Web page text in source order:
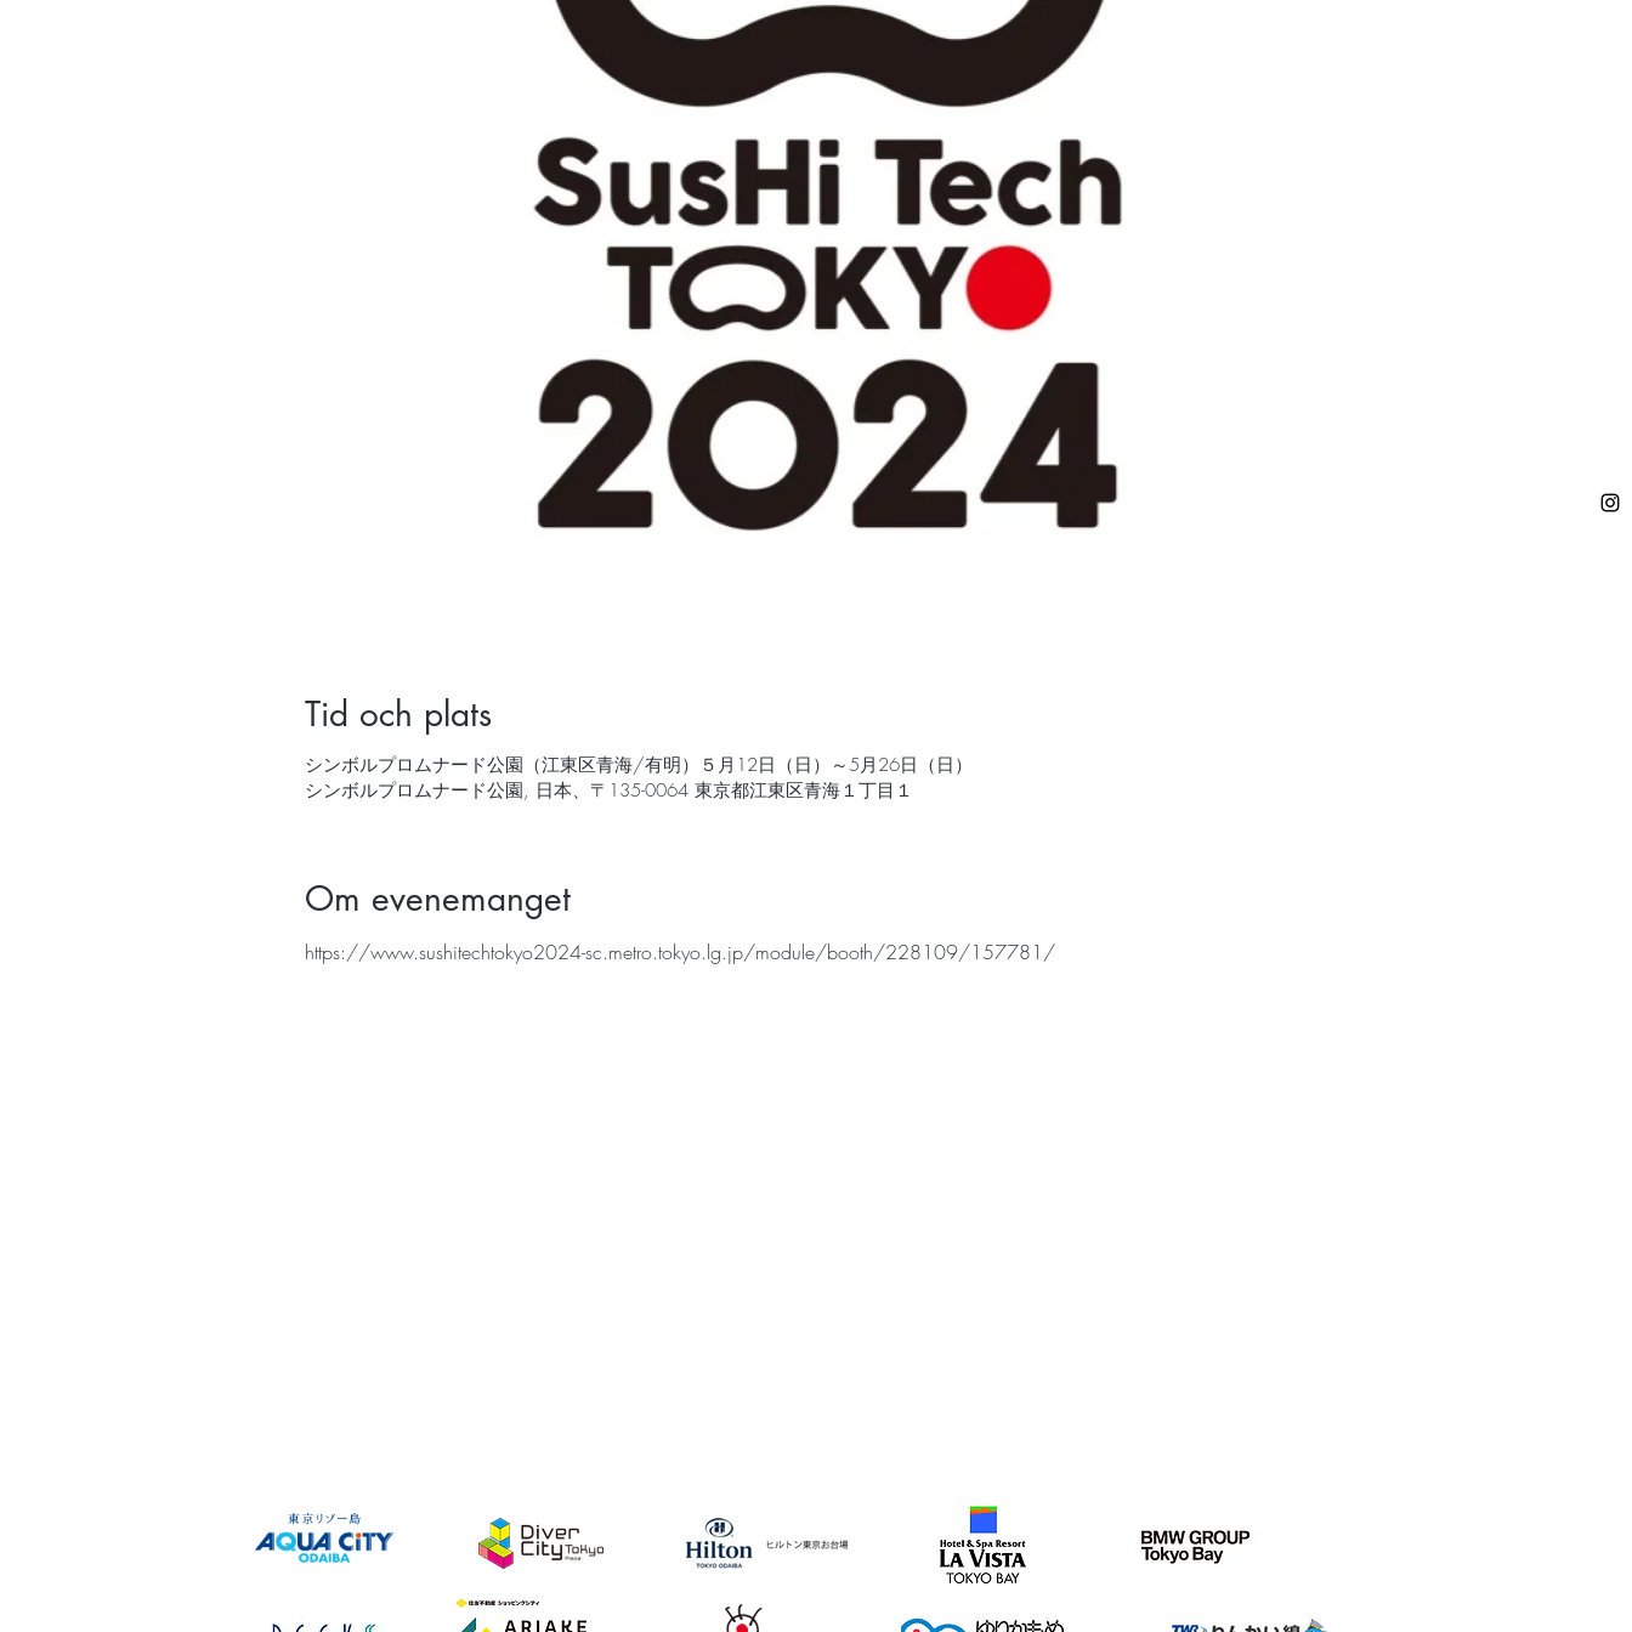
Tid och plats
シンボルプロムナード公園（江東区青海/有明）５月12日（日）～5月26日（日）
シンボルプロムナード公園, 日本、〒135-0064 東京都江東区青海１丁目１
Om evenemanget
https://www.sushitechtokyo2024-sc.metro.tokyo.lg.jp/module/booth/228109/157781/